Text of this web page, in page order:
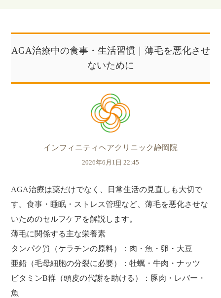
AGA治療中の食事・生活習慣｜薄毛を悪化させ
ないために
インフィニティヘアクリニック静岡院
2026年6月1日 22:45
AGA治療は薬だけでなく、日常生活の見直しも大切で
す。食事・睡眠・ストレス管理など、薄毛を悪化させな
いためのセルフケアを解説します。
薄毛に関係する主な栄養素
タンパク質（ケラチンの原料）：肉・魚・卵・大豆
亜鉛（毛母細胞の分裂に必要）：牡蠣・牛肉・ナッツ
ビタミンB群（頭皮の代謝を助ける）：豚肉・レバー・
魚